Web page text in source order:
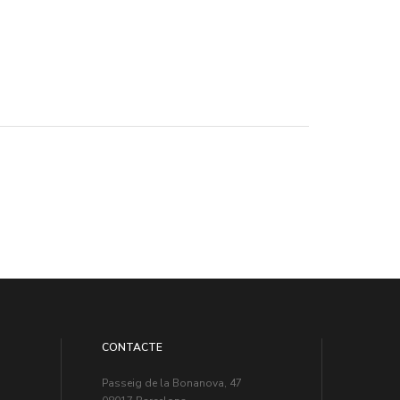
CONTACTE
Passeig de la Bonanova, 47